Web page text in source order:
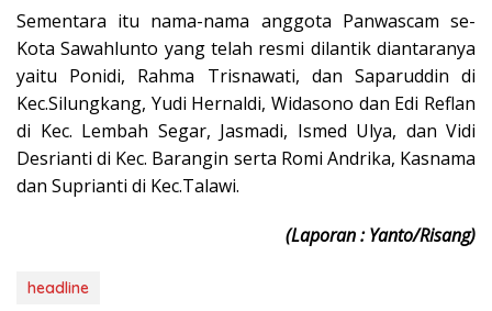
Sementara itu nama-nama anggota Panwascam se-
Kota Sawahlunto yang telah resmi dilantik diantaranya
yaitu Ponidi, Rahma Trisnawati, dan Saparuddin di
Kec.Silungkang, Yudi Hernaldi, Widasono dan Edi Reflan
di Kec. Lembah Segar, Jasmadi, Ismed Ulya, dan Vidi
Desrianti di Kec. Barangin serta Romi Andrika, Kasnama
dan Suprianti di Kec.Talawi.
(Laporan : Yanto/Risang)
headline